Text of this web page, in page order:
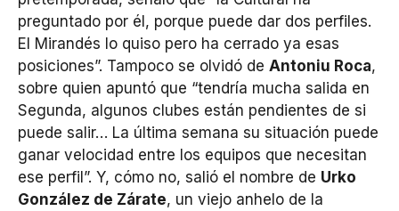
preguntado por él, porque puede dar dos perfiles.
El Mirandés lo quiso pero ha cerrado ya esas
posiciones”. Tampoco se olvidó de Antoniu Roca,
sobre quien apuntó que “tendría mucha salida en
Segunda, algunos clubes están pendientes de si
puede salir… La última semana su situación puede
ganar velocidad entre los equipos que necesitan
ese perfil”. Y, cómo no, salió el nombre de Urko
González de Zárate, un viejo anhelo de la